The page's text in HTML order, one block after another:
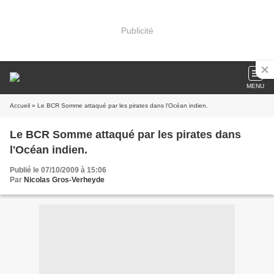
Publicité
MENU
Accueil » Le BCR Somme attaqué par les pirates dans l'Océan indien.
Le BCR Somme attaqué par les pirates dans
l'Océan indien.
Publié le 07/10/2009 à 15:06
Par Nicolas Gros-Verheyde